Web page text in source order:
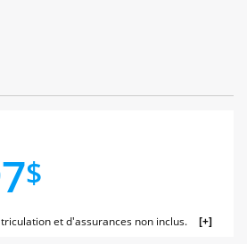
$
et d'assurances non inclus.